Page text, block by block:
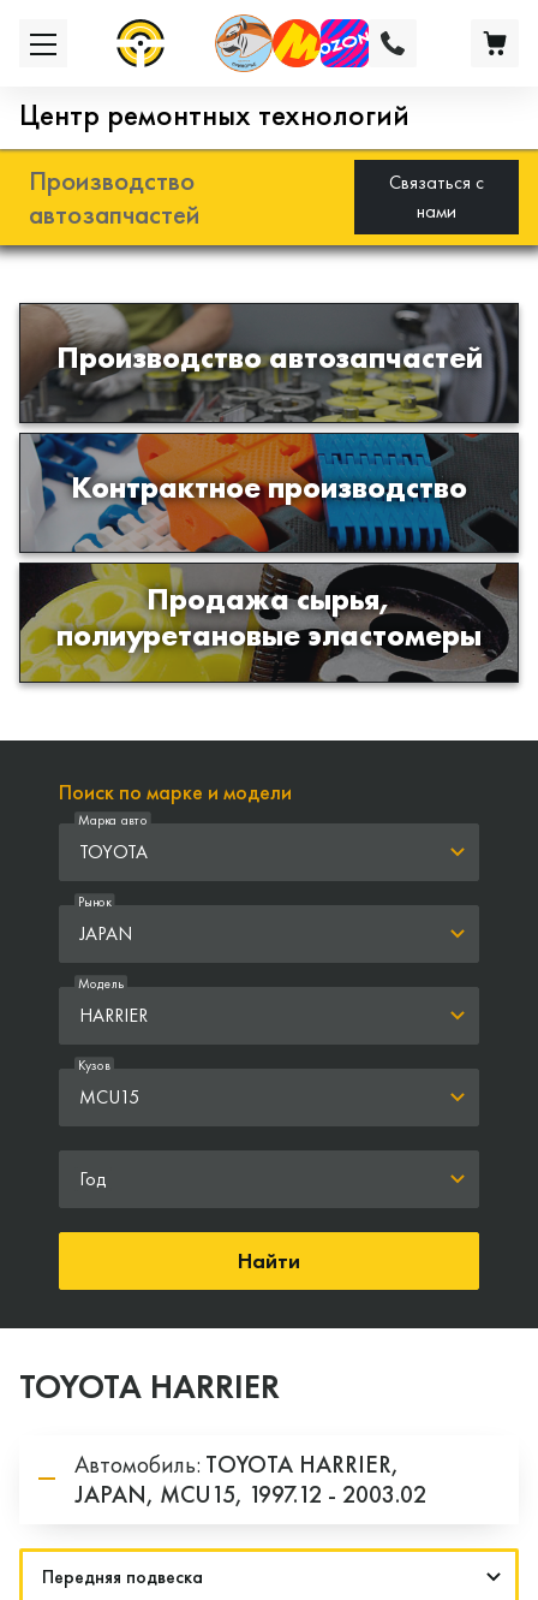
Центр ремонтных технологий
Производство
автозапчастей
Связаться с
нами
Производство автозапчастей
Разработка и производство деталей
из эластомеров для подвески
автомобиля
Контрактное производство
Производство изделий из пластиков
и полимеров по образцам либо
чертежам заказчика
Продажа сырья,
полиуретановые эластомеры
Продажа сырья для производства
изделий из полиуретана
Поиск по марке и модели
TOYOTA
Марка авто
JAPAN
Рынок
HARRIER
Модель
MCU15
Кузов
Год
Найти
TOYOTA HARRIER
Автомобиль: TOYOTA HARRIER,
JAPAN, MCU15, 1997.12 - 2003.02